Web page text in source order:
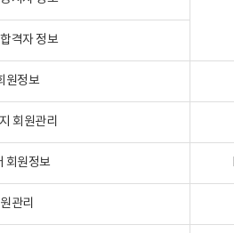
격자 정보
원정보
회원관리
회원정보
관리